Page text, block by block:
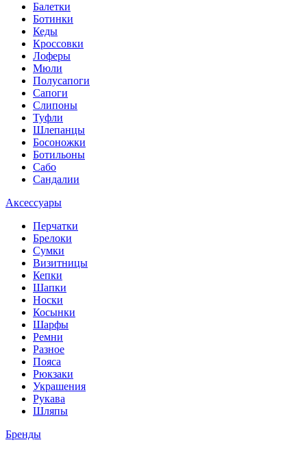
Балетки
Ботинки
Кеды
Кроссовки
Лоферы
Мюли
Полусапоги
Сапоги
Слипоны
Туфли
Шлепанцы
Босоножки
Ботильоны
Сабо
Сандалии
Аксессуары
Перчатки
Брелоки
Сумки
Визитницы
Кепки
Шапки
Носки
Косынки
Шарфы
Ремни
Разное
Пояса
Рюкзаки
Украшения
Рукава
Шляпы
Бренды